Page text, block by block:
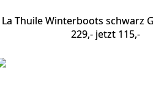
La Thuile Winterboots schwarz
229,- jetzt 115,-